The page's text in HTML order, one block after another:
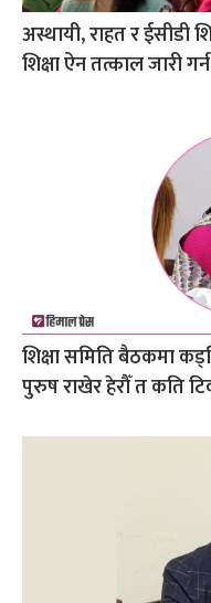
अस्थायी, राहत र ईसीडी
शिक्षा ऐन तत्काल जारी
शिक्षा समिति बैठकमा
पुरुष राखेर हेरौँ त कति